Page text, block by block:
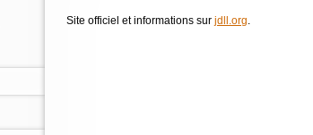
Site officiel et informations sur jdll.org